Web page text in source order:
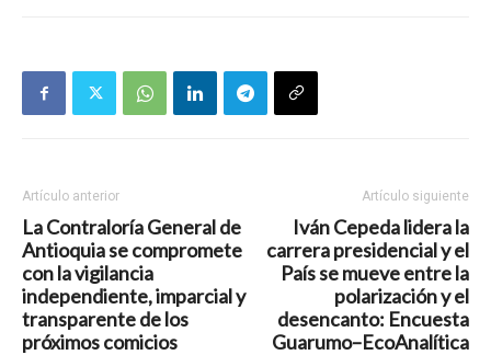
Artículo anterior
La Contraloría General de
Antioquia se compromete
con la vigilancia
independiente, imparcial y
transparente de los
próximos comicios
Artículo siguiente
Iván Cepeda lidera la
carrera presidencial y el
País se mueve entre la
polarización y el
desencanto: Encuesta
Guarumo–EcoAnalítica